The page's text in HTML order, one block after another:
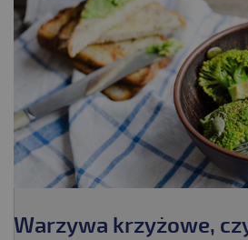
Warzywa krzyżowe,